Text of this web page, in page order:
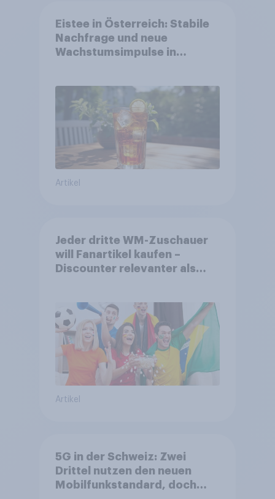
Eistee in Österreich: Stabile
Nachfrage und neue
Wachstumsimpulse in
Artikel
Jeder dritte WM-Zuschauer
will Fanartikel kaufen –
Discounter relevanter als
Artikel
5G in der Schweiz: Zwei
Drittel nutzen den neuen
Mobilfunkstandard, doch